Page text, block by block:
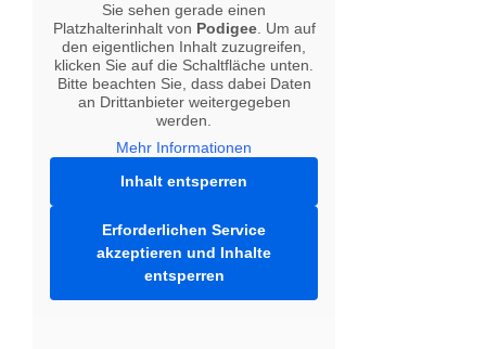
Sie sehen gerade einen
Platzhalterinhalt von Podigee. Um auf
den eigentlichen Inhalt zuzugreifen,
klicken Sie auf die Schaltfläche unten.
Bitte beachten Sie, dass dabei Daten
an Drittanbieter weitergegeben
werden.
Mehr Informationen
Inhalt entsperren
Erforderlichen Service
akzeptieren und Inhalte
entsperren